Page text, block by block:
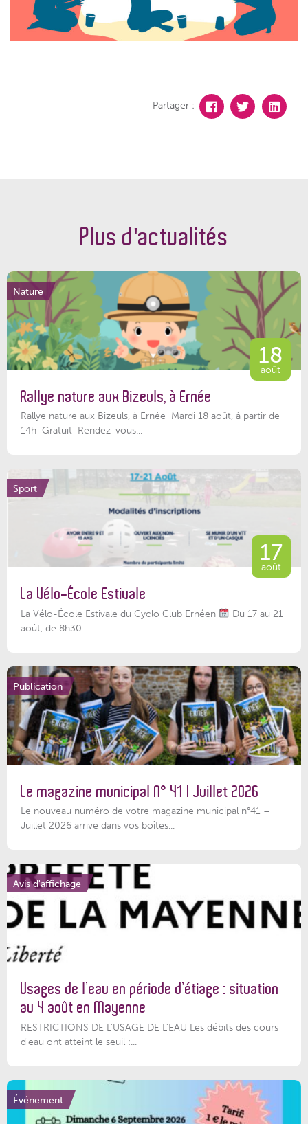
Partager :
Plus d'actualités
Nature
18
août
Rallye nature aux Bizeuls, à Ernée
Rallye nature aux Bizeuls, à Ernée Mardi 18 août, à partir de
14h Gratuit Rendez-vous...
Sport
17
août
La Vélo-École Estivale
La Vélo-École Estivale du Cyclo Club Ernéen
Du 17 au 21
août, de 8h30...
Publication
Le magazine municipal N° 41 | Juillet 2026
Le nouveau numéro de votre magazine municipal n°41 –
Juillet 2026 arrive dans vos boîtes...
Avis d'affichage
Usages de l’eau en période d’étiage : situation
au 4 août en Mayenne
RESTRICTIONS DE L’USAGE DE L’EAU Les débits des cours
d'eau ont atteint le seuil :...
Événement